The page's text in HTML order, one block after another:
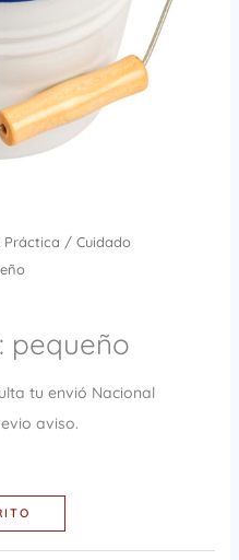
Práctica / Cuidado
pequeño
tu envió Nacional
aviso.